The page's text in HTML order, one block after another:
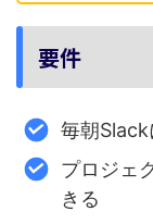
要件
毎朝Slack
プロジェ
きる